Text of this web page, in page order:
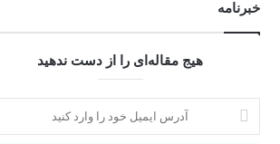
خبرنامه
هیج مقاله‌ای را از دست ندهید
آدرس
ایمیل